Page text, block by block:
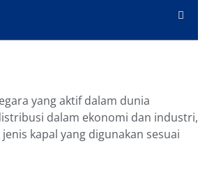
yang aktif dalam dunia
dalam ekonomi dan industri,
kapal yang digunakan sesuai